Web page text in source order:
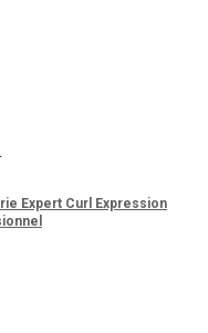
Expert Curl Expression